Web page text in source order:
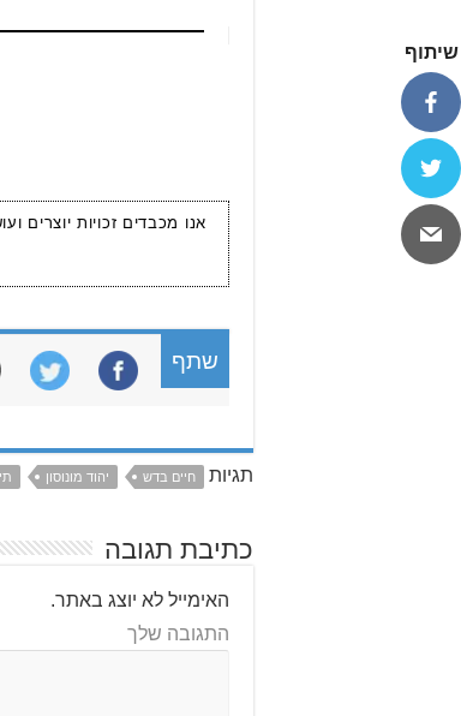
אנו מכבדים זכויות יוצרים
שתף
תגיות חיים בדש יהוד מונוסון
כתיבת תגובה
האימייל לא יוצג באתר.
התגובה שלך
שיתוף